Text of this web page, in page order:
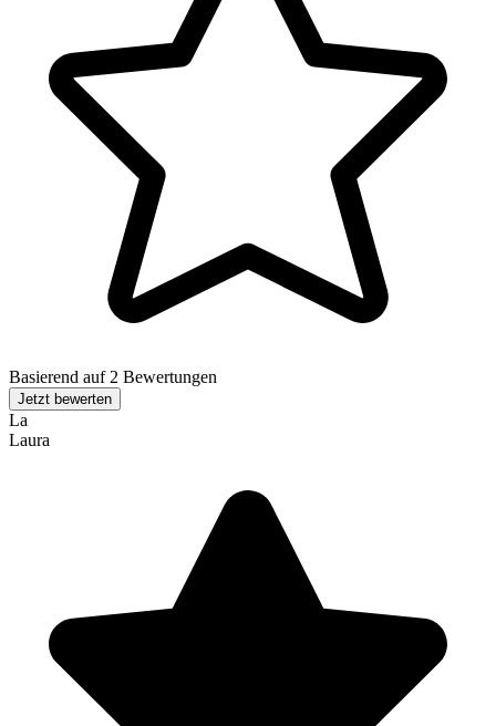
Basierend auf 2 Bewertungen
Jetzt bewerten
La
Laura